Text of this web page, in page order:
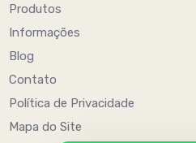
Produtos
Informações
Blog
Contato
Política de Privacidade
Mapa do Site